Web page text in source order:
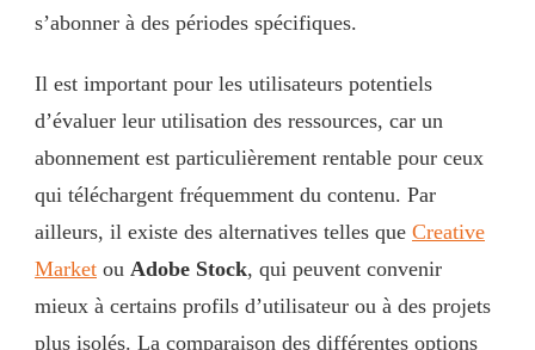
s’abonner à des périodes spécifiques.
Il est important pour les utilisateurs potentiels
d’évaluer leur utilisation des ressources, car un
abonnement est particulièrement rentable pour ceux
qui téléchargent fréquemment du contenu. Par
ailleurs, il existe des alternatives telles que Creative
Market ou Adobe Stock, qui peuvent convenir
mieux à certains profils d’utilisateur ou à des projets
plus isolés. La comparaison des différentes options